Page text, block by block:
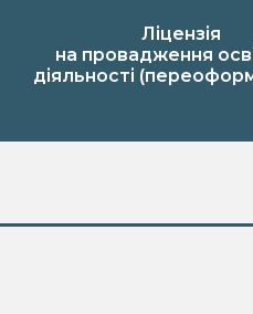
Ліцензія
на провадження
діяльності